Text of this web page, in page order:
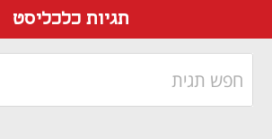
תגיות כלכליסט